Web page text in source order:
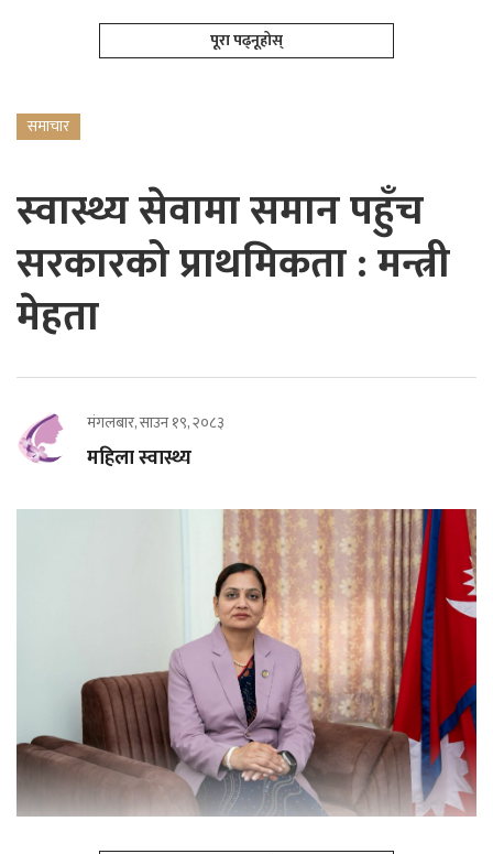
पूरा पढ्नूहोस्
समाचार
स्वास्थ्य सेवामा समान पहुँच
सरकारको प्राथमिकता : मन्त्री
मेहता
मंगलबार, साउन १९, २०८३
महिला स्वास्थ्य